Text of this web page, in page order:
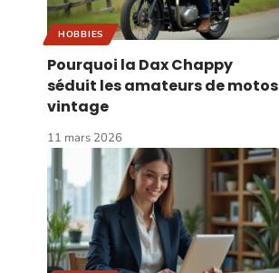
HOBBIES
Pourquoi la Dax Chappy
séduit les amateurs de motos
vintage
11 mars 2026